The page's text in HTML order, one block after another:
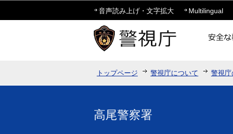
音声読み上げ・文字拡大 Multilingual
トップページ 警視庁について 警視
高尾警察署